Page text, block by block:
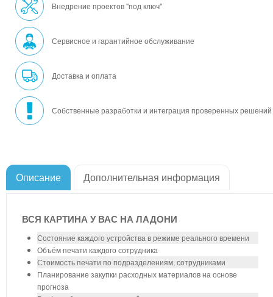
Внедрение проектов "под ключ"
Сервисное и гарантийное обслуживание
Доставка и оплата
Собственные разработки и интеграция проверенных решений
Описание Дополнительная информация
ВСЯ КАРТИНА У ВАС НА ЛАДОНИ
Состояние каждого устройства в режиме реального времени
Объём печати каждого сотрудника
Стоимость печати по подразделениям, сотрудниками
Планирование закупки расходных материалов на основе
прогноза